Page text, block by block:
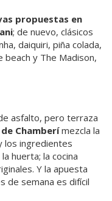
propuestas en
; de nuevo, clásicos
daiquiri, piña colada,
y The Madison,
asfalto, pero terraza
Chamberímezcla la
los ingredientes
huerta; la cocina
Y la apuesta
de semana es difícil